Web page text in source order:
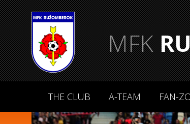
MFK
THE CLUB A-TEAM FAN-